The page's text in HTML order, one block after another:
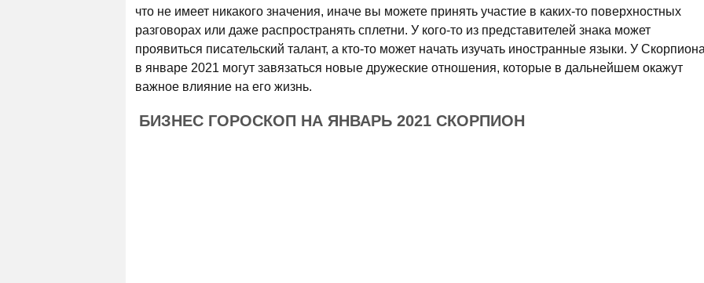
что не имеет никакого значения, иначе вы можете принять участие в каких-то поверхностных
разговорах или даже распространять сплетни. У кого-то из представителей знака может
проявиться писательский талант, а кто-то может начать изучать иностранные языки. У
в январе 2021 могут завязаться новые дружеские отношения, которые в дальнейшем окажут
важное влияние на его жизнь.
БИЗНЕС ГОРОСКОП НА ЯНВАРЬ 2021 СКОРПИОН